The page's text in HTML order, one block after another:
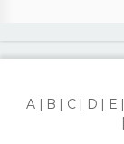
A
B C D E